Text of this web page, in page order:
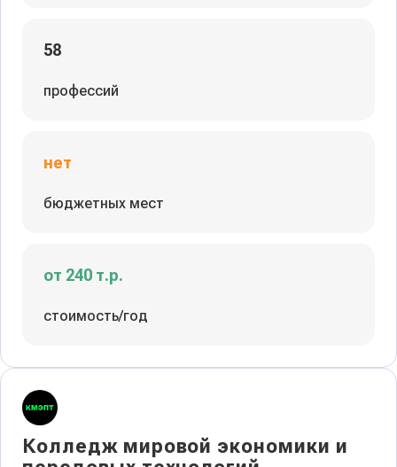
58
профессий
нет
бюджетных мест
от 240 т.р.
стоимость/год
Колледж мировой экономики и